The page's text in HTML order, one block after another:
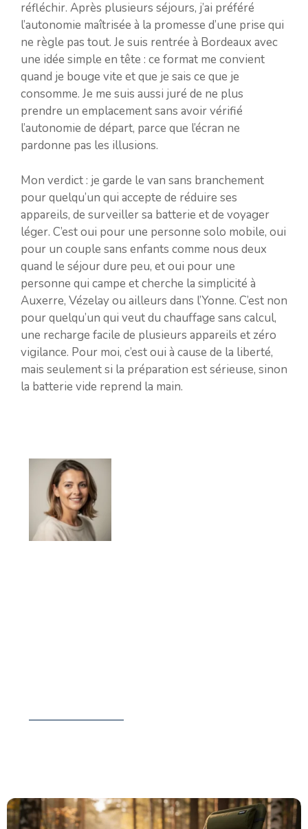
réfléchir. Après plusieurs séjours, j’ai préféré
l’autonomie maîtrisée à la promesse d’une prise qui
ne règle pas tout. Je suis rentrée à Bordeaux avec
une idée simple en tête : ce format me convient
quand je bouge vite et que je sais ce que je
consomme. Je me suis aussi juré de ne plus
prendre un emplacement sans avoir vérifié
l’autonomie de départ, parce que l’écran ne
pardonne pas les illusions.
Mon verdict : je garde le van sans branchement
pour quelqu’un qui accepte de réduire ses
appareils, de surveiller sa batterie et de voyager
léger. C’est oui pour une personne solo mobile, oui
pour un couple sans enfants comme nous deux
quand le séjour dure peu, et oui pour une
personne qui campe et cherche la simplicité à
Auxerre, Vézelay ou ailleurs dans l’Yonne. C’est non
pour quelqu’un qui veut du chauffage sans calcul,
une recharge facile de plusieurs appareils et zéro
vigilance. Pour moi, c’est oui à cause de la liberté,
mais seulement si la préparation est sérieuse, sinon
la batterie vide reprend la main.